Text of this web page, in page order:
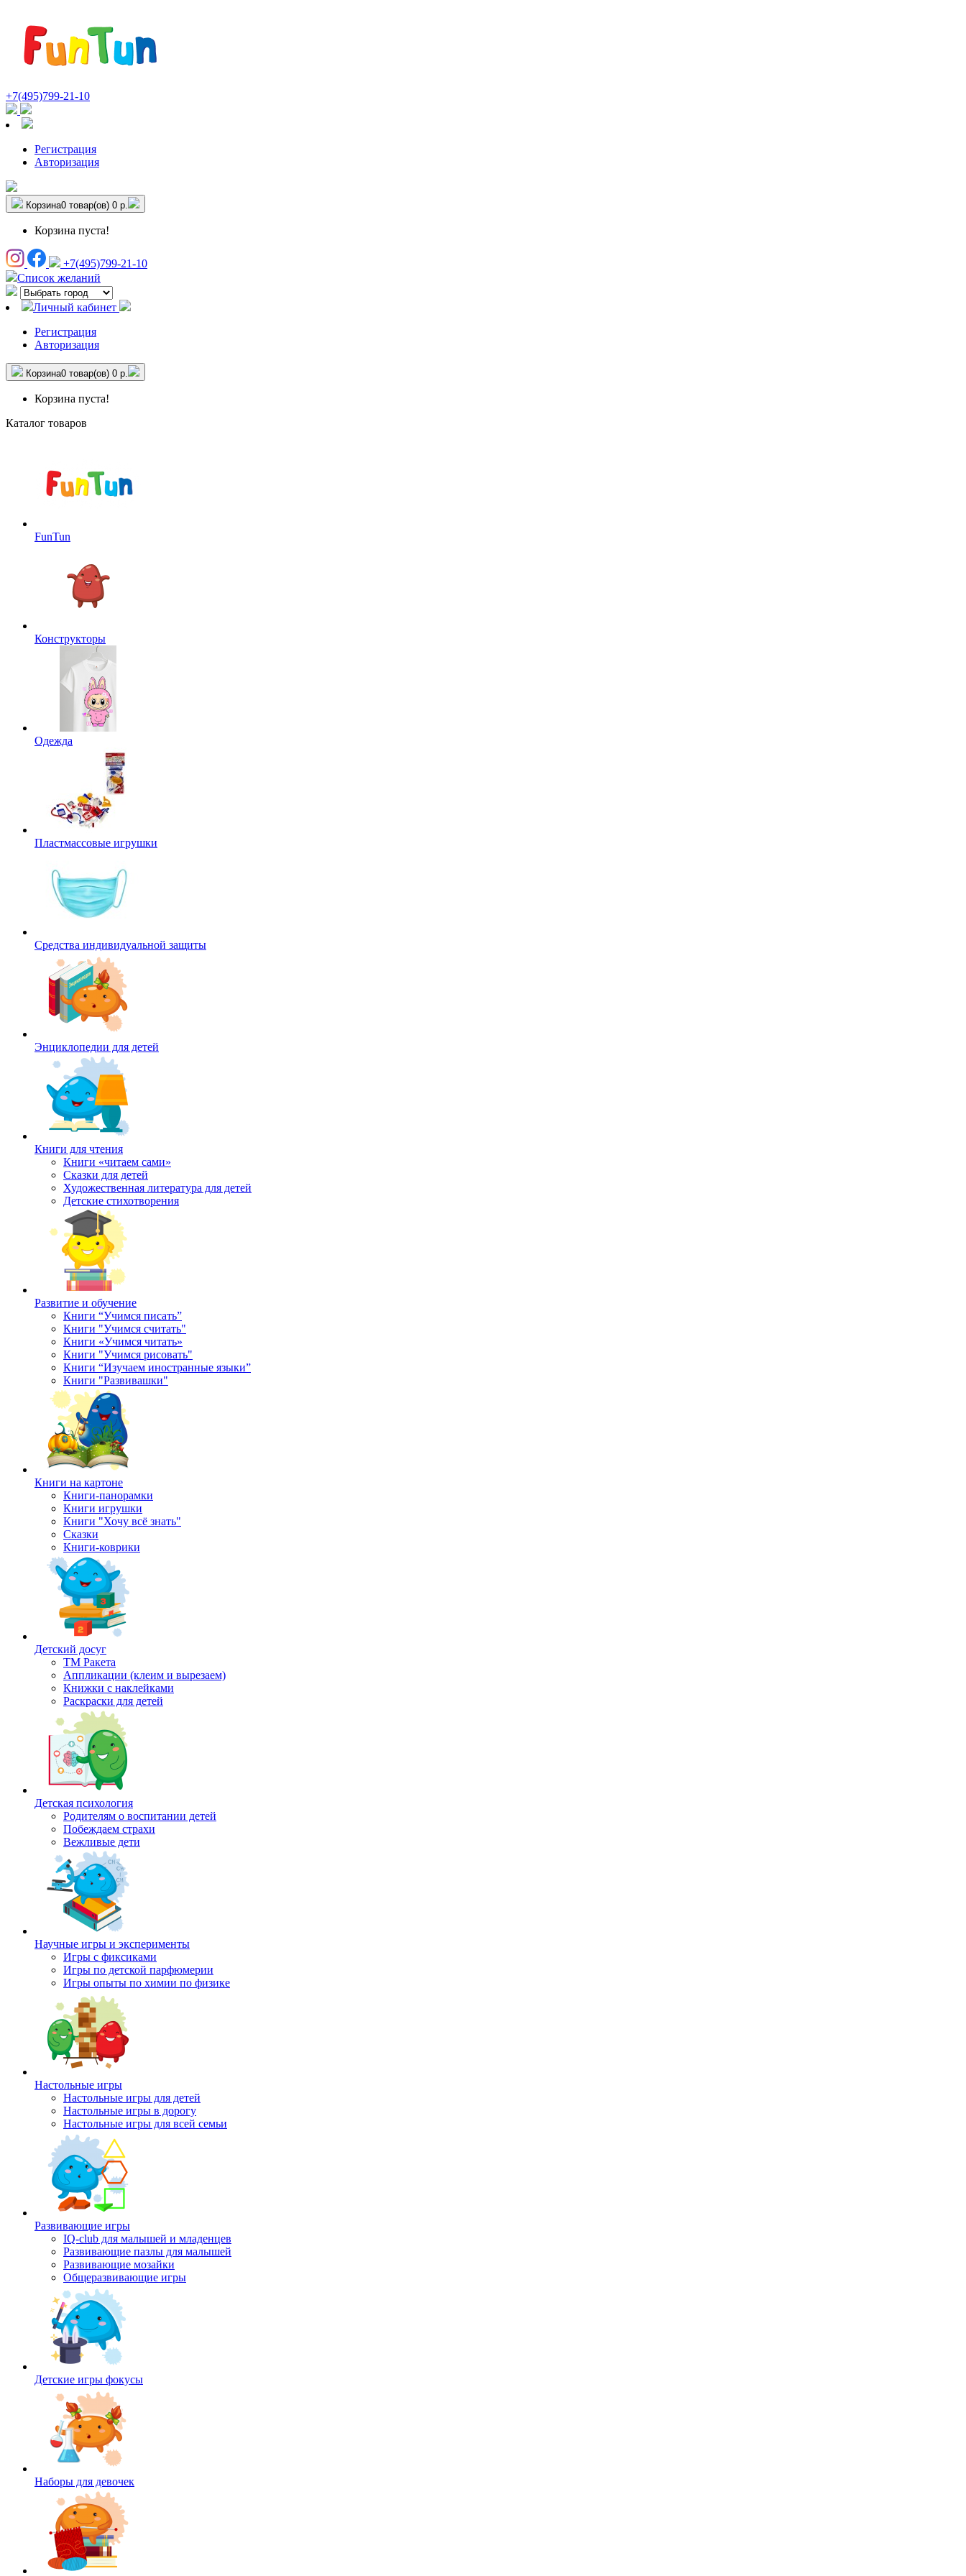
+7(495)799-21-10
Регистрация
Авторизация
Корзина0 товар(ов) 0 р.
Корзина пуста!
+7(495)799-21-10
Список желаний
Личный кабинет
Регистрация
Авторизация
Корзина0 товар(ов) 0 р.
Корзина пуста!
Каталог товаров
FunTun
Конструкторы
Одежда
Пластмассовые игрушки
Средства индивидуальной защиты
Энциклопедии для детей
Книги для чтения
Книги «читаем сами»
Сказки для детей
Художественная литература для детей
Детские стихотворения
Развитие и обучение
Книги “Учимся писать”
Книги "Учимся считать"
Книги «Учимся читать»
Книги "Учимся рисовать"
Книги “Изучаем иностранные языки”
Книги "Развивашки"
Книги на картоне
Книги-панорамки
Книги игрушки
Книги "Хочу всё знать"
Сказки
Книги-коврики
Детский досуг
ТМ Ракета
Аппликации (клеим и вырезаем)
Книжки с наклейками
Раскраски для детей
Детская психология
Родителям о воспитании детей
Побеждаем страхи
Вежливые дети
Научные игры и эксперименты
Игры с фиксиками
Игры по детской парфюмерии
Игры опыты по химии по физике
Настольные игры
Настольные игры для детей
Настольные игры в дорогу
Настольные игры для всей семьи
Развивающие игры
IQ-club для малышей и младенцев
Развивающие пазлы для малышей
Развивающие мозайки
Общеразвивающие игры
Детские игры фокусы
Наборы для девочек